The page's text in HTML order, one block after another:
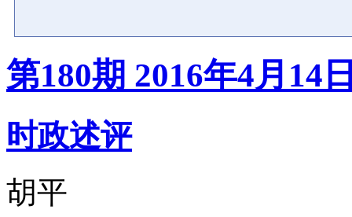
第180期 2016年4月14
时政述评
胡平